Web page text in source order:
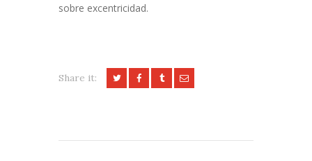
sobre excentricidad.
Share it: